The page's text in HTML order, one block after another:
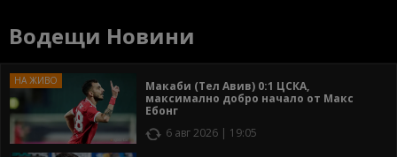
Водещи Новини
Макаби (Тел Авив) 0:1 ЦСКА,
максимално добро начало от Макс
Ебонг
6 авг 2026 | 19:05